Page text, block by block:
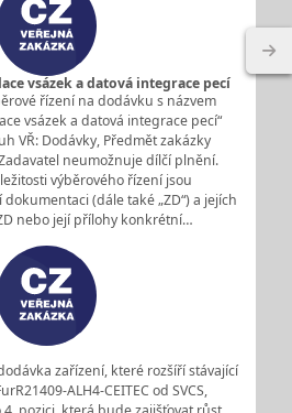
vsázek a datová integrace pecí
řízení na dodávku s názvem
vsázek a datová integrace pecí“
VŘ: Dodávky, Předmět zakázky
neumožnuje dílčí plnění.
výběrového řízení jsou
(dále také „ZD“) a jejích
nebo její přílohy konkrétní…
zařízení, které rozšíří stávající
ALH4-CEITEC od SVCS,